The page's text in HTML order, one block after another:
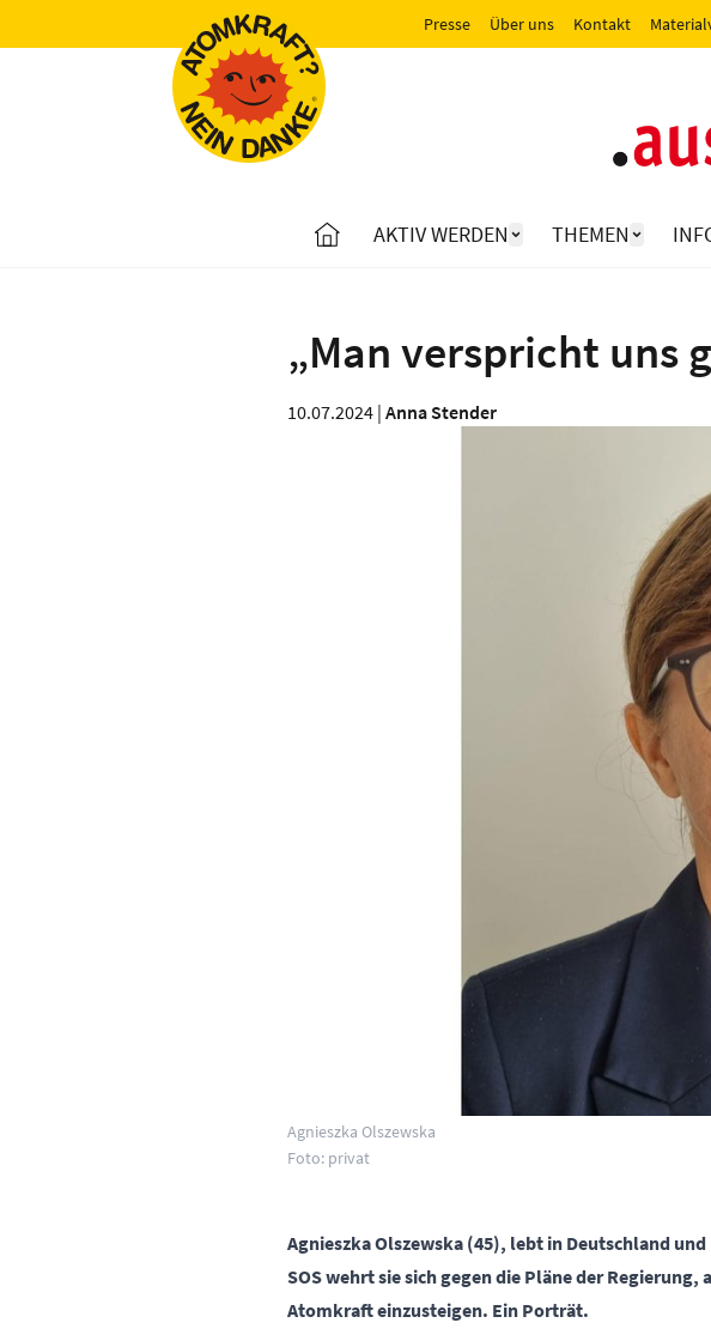
Presse Über uns Kontakt
AKTIV WERDEN THEMEN
„Man verspricht uns
10.07.2024 | Anna Stender
Agnieszka Olszewska
Foto: privat
Agnieszka Olszewska (45), lebt in Deutschland
SOS wehrt sie sich gegen die Pläne der
Atomkraft einzusteigen. Ein Porträt.